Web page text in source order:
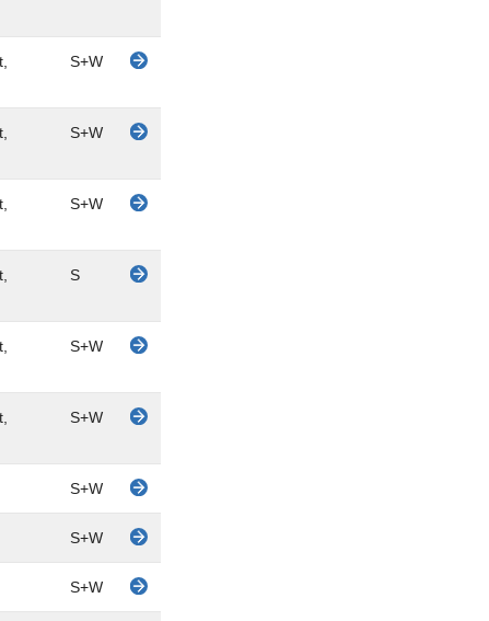
S+W
S+W
S+W
S
S+W
S+W
S+W
S+W
S+W